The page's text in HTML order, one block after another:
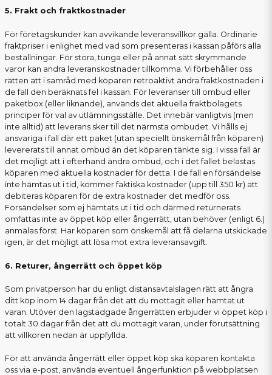
5. Frakt och fraktkostnader
För företagskunder kan avvikande leveransvillkor gälla. Ordinarie
fraktpriser i enlighet med vad som presenteras i kassan påförs alla
beställningar. För stora, tunga eller på annat sätt skrymmande
varor kan andra leveranskostnader tillkomma. Vi förbehåller oss
rätten att i samråd med köparen retroaktivt ändra fraktkostnaden i
de fall den beräknats fel i kassan. För leveranser till ombud eller
paketbox (eller liknande), används det aktuella fraktbolagets
principer för val av utlämningsställe. Det innebär vanligtvis (men
inte alltid) att leverans sker till det närmsta ombudet. Vi hålls ej
ansvariga i fall där ett paket (utan speciellt önskemål från köparen)
levererats till annat ombud än det köparen tänkte sig. I vissa fall är
det möjligt att i efterhand ändra ombud, och i det fallet belastas
köparen med aktuella kostnader för detta. I de fall en försändelse
inte hämtas ut i tid, kommer faktiska kostnader (upp till 350 kr) att
debiteras köparen för de extra kostnader det medför oss.
Försändelser som ej hämtats ut i tid och därmed returnerats
omfattas inte av öppet köp eller ångerrätt, utan behöver (enligt 6.)
anmälas först. Har köparen som önskemål att få delarna utskickade
igen, är det möjligt att lösa mot extra leveransavgift.
6. Returer, ångerrätt och öppet köp
Som privatperson har du enligt distansavtalslagen rätt att ångra
ditt köp inom 14 dagar från det att du mottagit eller hämtat ut
varan. Utöver den lagstadgade ångerrätten erbjuder vi öppet köp i
totalt 30 dagar från det att du mottagit varan, under förutsättning
att villkoren nedan är uppfyllda.
För att använda ångerrätt eller öppet köp ska köparen kontakta
oss via e-post, använda eventuell ångerfunktion på webbplatsen